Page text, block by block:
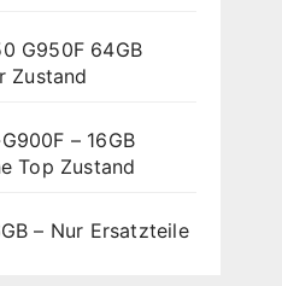
G950F 64GB
Zustand
– 16GB
Top Zustand
– Nur Ersatzteile